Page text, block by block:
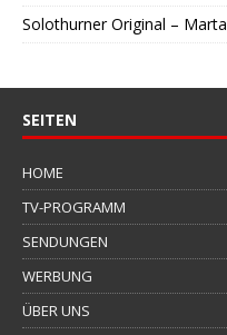
Solothurner Original –
SEITEN
HOME
TV-PROGRAMM
SENDUNGEN
WERBUNG
ÜBER UNS